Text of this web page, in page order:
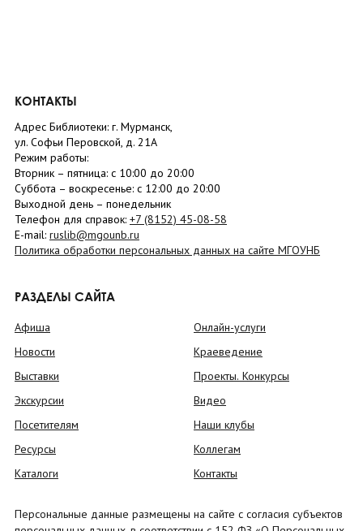
КОНТАКТЫ
Адрес Библиотеки: г. Мурманск,
ул. Софьи Перовской, д. 21А
Режим работы:
Вторник – пятница: с 10:00 до 20:00
Суббота – воскресенье: c 12:00 до 20:00
Выходной день – понедельник
Телефон для справок: +7 (8152) 45-08-58
E-mail: ruslib@mgounb.ru
Политика обработки персональных данных на сайте МГОУНБ
РАЗДЕЛЫ САЙТА
Афиша
Новости
Выставки
Экскурсии
Посетителям
Ресурсы
Каталоги
Онлайн-услуги
Краеведение
Проекты. Конкурсы
Видео
Наши клубы
Коллегам
Контакты
Персональные данные размещены на сайте с согласия субъектов